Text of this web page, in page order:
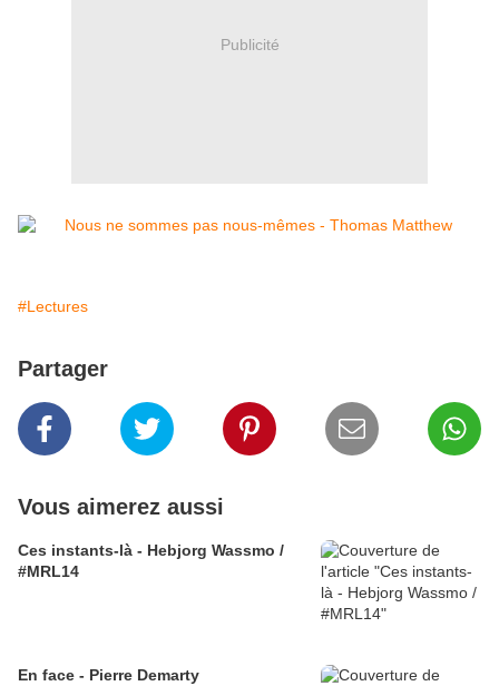
Publicité
#Lectures
Partager
Vous aimerez aussi
Ces instants-là - Hebjorg Wassmo /
#MRL14
En face - Pierre Demarty